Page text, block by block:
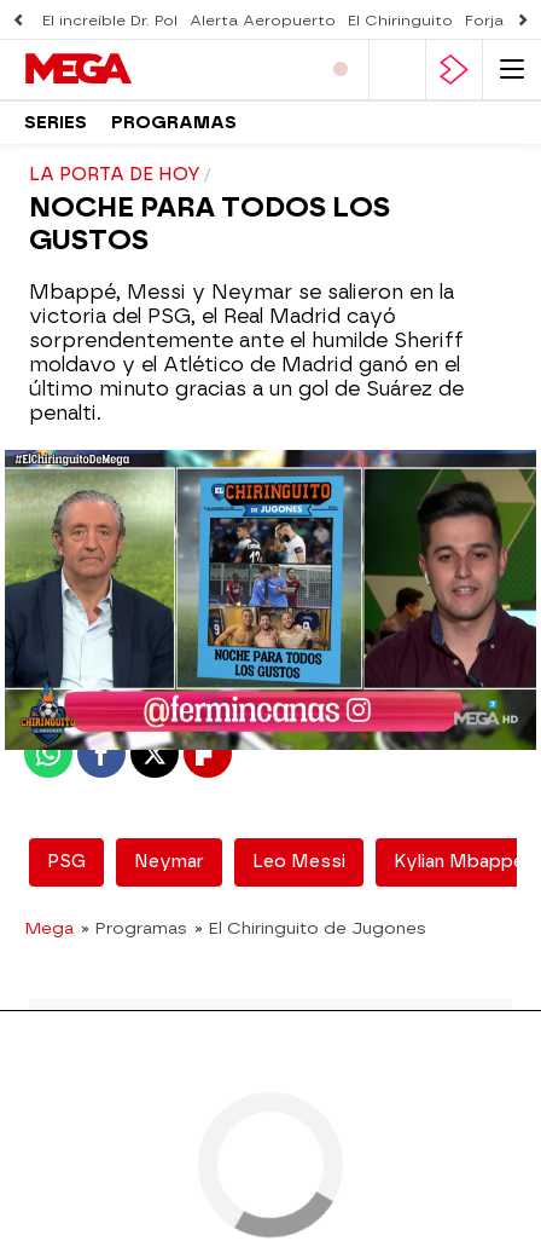
El increíble Dr. Pol Alerta Aeropuerto El Chiringuito Forjado
SERIES PROGRAMAS
LA PORTA DE HOY
NOCHE PARA TODOS LOS
GUSTOS
Mbappé, Messi y Neymar se salieron en la
victoria del PSG, el Real Madrid cayó
sorprendentemente ante el humilde Sheriff
moldavo y el Atlético de Madrid ganó en el
último minuto gracias a un gol de Suárez de
penalti.
El Chiringuito
Madrid
Publicado:29 de septiembre de 2021, 03:04
WhatsappFacebook
X Flipboard
PSG Neymar Leo Messi Kylian Mbappé
Mega » Programas » El Chiringuito de Jugones